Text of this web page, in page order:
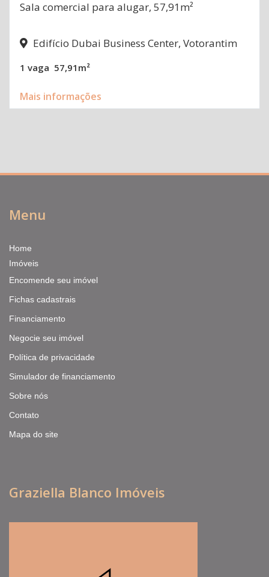
Sala comercial para alugar, 57,91m²
Edifício Dubai Business Center, Votorantim
1 vaga 57,91m²
Mais informações
Menu
Home
Imóveis
Encomende seu imóvel
Fichas cadastrais
Financiamento
Negocie seu imóvel
Política de privacidade
Simulador de financiamento
Sobre nós
Contato
Mapa do site
Graziella Blanco Imóveis